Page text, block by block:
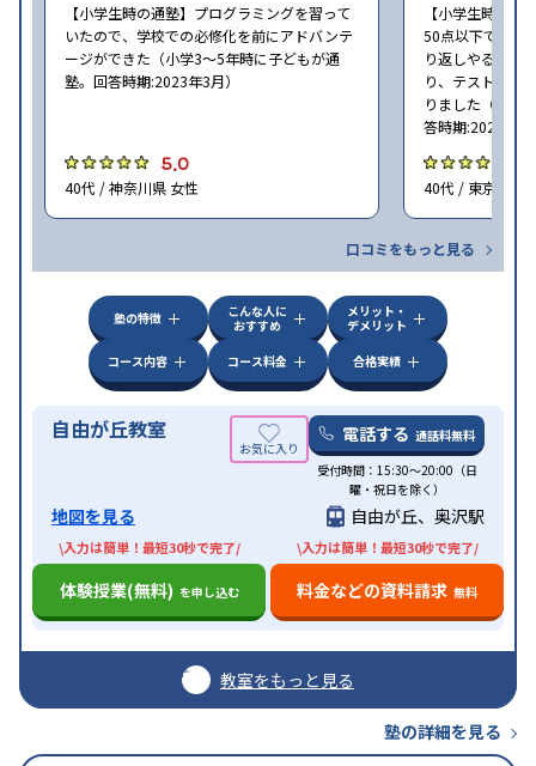
【小学生時の通塾】プログラミングを習って
いたので、学校での必修化を前にアドバンテ
ージができた（小学3〜5年時に子どもが通
塾。回答時期:2023年3月）
5.0
40代 / 神奈川県 女性
【小学生時の通
50点以下でした
り返しやること
り、テストの点
りました（小学
答時期:2023年3
40代 / 東京都 女
口コミをもっと見る
塾の特徴
こんな人に
おすすめ
メリット・
デメリット
コース内容
コース料金 合格実績
自由が丘教室 電話する 通話料無料
受付時間：15:30〜20:00（日
曜・祝日を除く）
地図を見る 自由が丘、奥沢駅
\入力は簡単！最短30秒で完了/
体験授業(無料) を申し込む
\入力は簡単！最短30秒で完了/
料金などの資料請求 無料
教室をもっと見る
塾の詳細を見る